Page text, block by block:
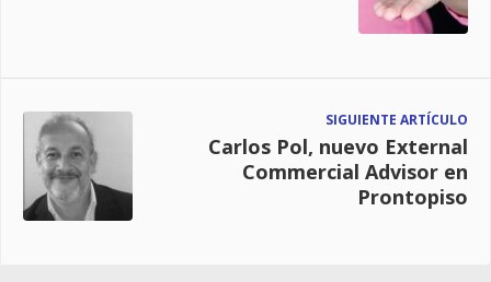
SIGUIENTE ARTÍCULO
Carlos Pol, nuevo External
Commercial Advisor en
Prontopiso